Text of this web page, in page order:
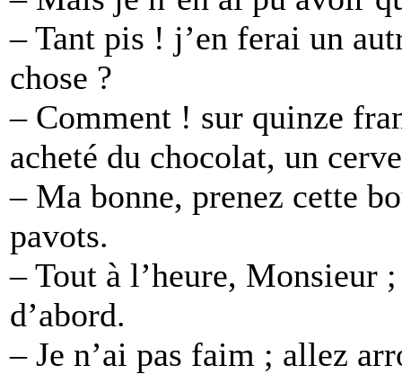
– Tant pis ! j’en ferai un
chose ?
– Comment ! sur quinze
acheté du chocolat, un
– Ma bonne, prenez cette
pavots.
– Tout à l’heure, Monsieur
d’abord.
– Je n’ai pas faim ; allez